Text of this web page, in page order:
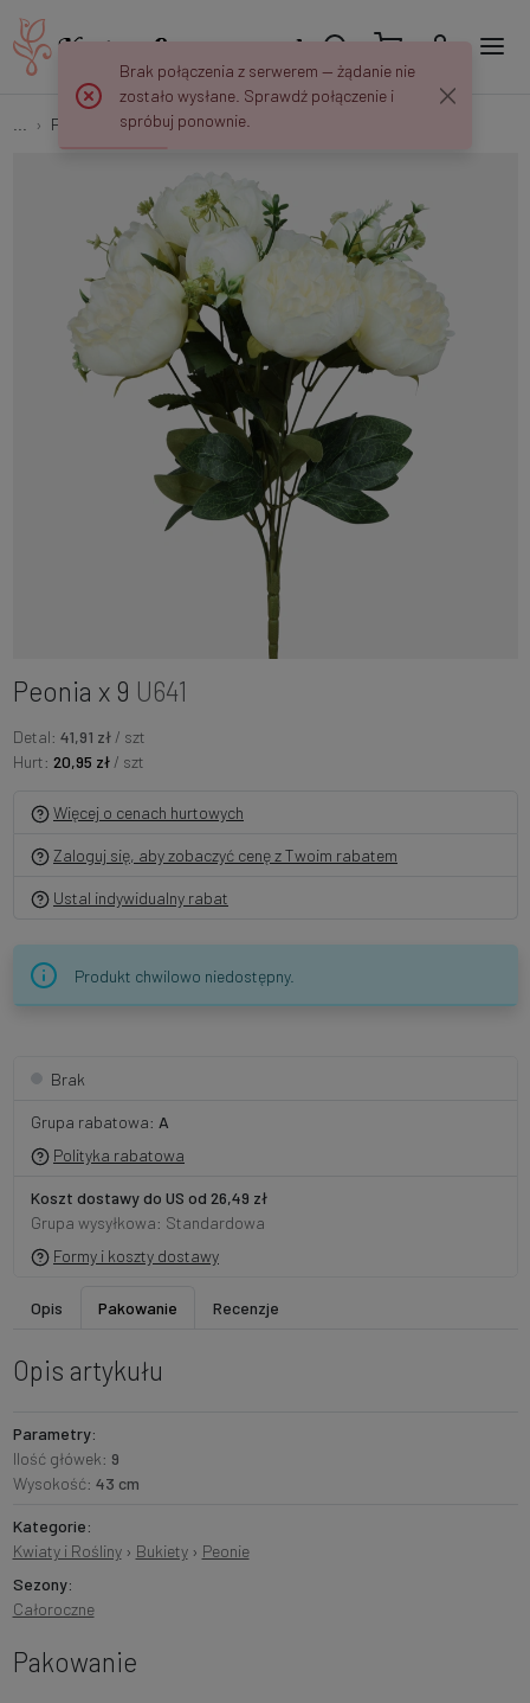
Peonie Peonia x 9 U641
Peonia x 9 U641
Detal: 41,91 zł / szt
Hurt: 20,95 zł / szt
Więcej o cenach hurtowych
Zaloguj się, aby zobaczyć cenę z Twoim rabatem
Ustal indywidualny rabat
Produkt chwilowo niedostępny.
Brak
Grupa rabatowa: A
Polityka rabatowa
Koszt dostawy do US od 26,49 zł
Grupa wysyłkowa: Standardowa
Formy i koszty dostawy
Opis Pakowanie Recenzje
Opis artykułu
Parametry:
Ilość główek: 9
Wysokość: 43 cm
Kategorie:
Kwiaty i Rośliny› Bukiety› Peonie
Sezony:
Całoroczne
Pakowanie
Brak połączenia z serwerem — żądanie nie
zostało wysłane. Sprawdź połączenie i
spróbuj ponownie.